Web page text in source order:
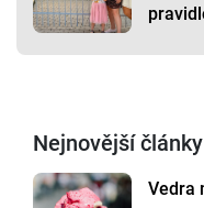
Nejnovější články
Vedra